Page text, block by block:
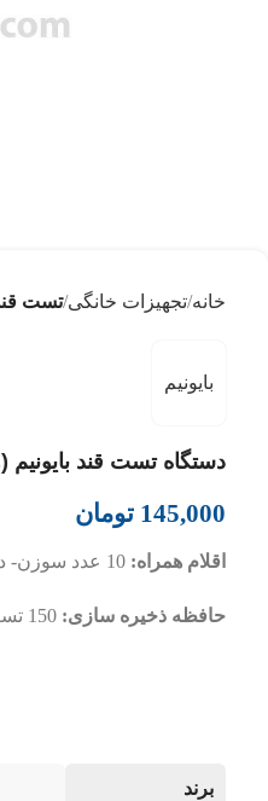
خانه تجهیزات خانگی تست
بایونیم
دستگاه تست قند بایونیم (همراه با
145,000 تومان
اقلام همراه:
حافظه ذخیره سازی:
برند